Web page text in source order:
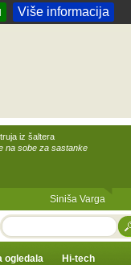
Više informacija
iz šaltera
na sobe za sastanke
Siniša Varga
TRAŽI
ogledala Hi-tech